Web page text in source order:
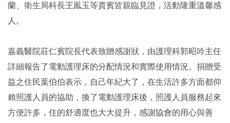
蘭、衛生局科長王鳯玉等貴賓皆親臨見證，活動隆重溫馨感
人。
嘉義醫院莊仁賓院長代表致贈感謝狀，由護理科郭昭吟主任
詳細報告了電動護理床的分配情況和實際使用情況。捐贈受
益之住民葉伯伯表示，自己年紀大了，在生活許多方面都仰
賴照護人員的協助，換了電動護理床後，照護人員服務起來
方便許多，住的舒適度也大大提升，感謝協會的用心與善